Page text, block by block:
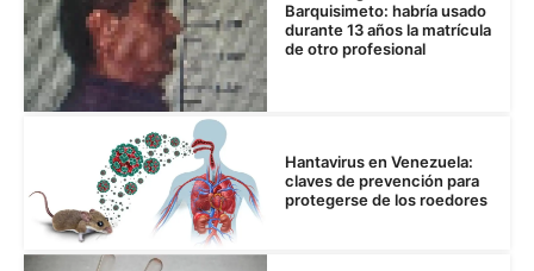
Barquisimeto: habría usado
durante 13 años la matrícula
de otro profesional
Hantavirus en Venezuela:
claves de prevención para
protegerse de los roedores